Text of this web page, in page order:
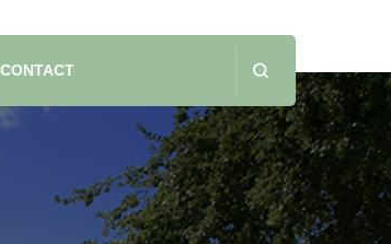
CONTACT